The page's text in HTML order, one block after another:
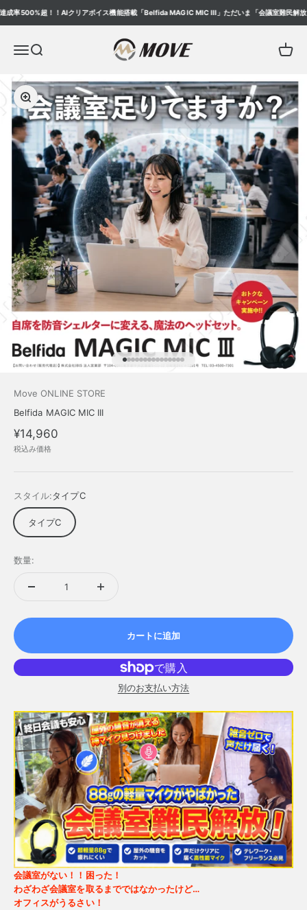
500%超！！AIクリアボイス機能搭載「Belfida MAGIC MIC III」ただいま「会議室難民解放キャ
メニューを開く
検索を開く Move ONLINE STORE カート
ズームイン
I18n Error: Missing interpolation value
I18n Error: Missing interpolation value
I18n Error: Missing interpolation value
I18n Error: Missing interpolation value
I18n Error: Missing interpolation value
I18n Error: Missing interpolation
I18n Error: Missing interpolation
I18n Error: Missing interpolation
I18n Error: Missing interpolation
I18n Error: Missing interpolation
I18n Error: Missing interpolation
I18n Error: Missing
I18n Error: Missing
I18n Error: Missing
I18n Error: Missing
Move ONLINE STORE
Belfida MAGIC MIC III
セール価格
¥14,960
税込み価格
スタイル:タイプC
タイプC
数量:
カートに追加
別のお支払い方法
会議室がない！！困った！
わざわざ会議室を取るまでではなかったけど…
オフィスがうるさい！